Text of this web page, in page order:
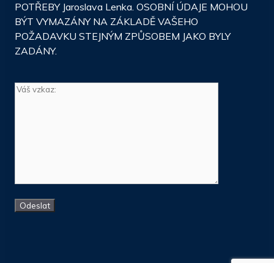
POTŘEBY Jaroslava Lenka. OSOBNÍ ÚDAJE MOHOU
BÝT VYMAZÁNY NA ZÁKLADĚ VAŠEHO
POŽADAVKU STEJNÝM ZPŮSOBEM JAKO BYLY
ZADÁNY.